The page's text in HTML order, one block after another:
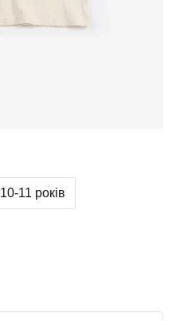
10-11 років